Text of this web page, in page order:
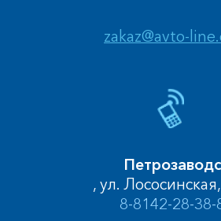
zakaz@avto-
, ул.
8-8142-28-38-